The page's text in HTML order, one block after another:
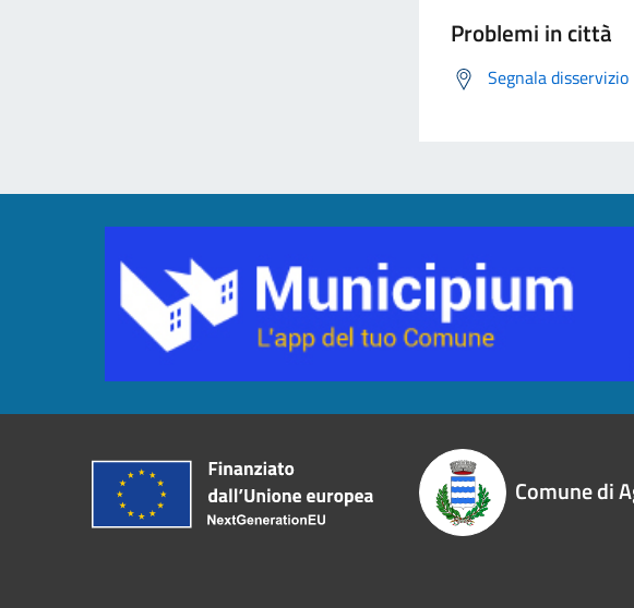
Problemi in città
Segnala disservizio
Comune di